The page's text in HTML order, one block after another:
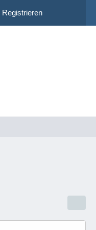
Registrieren